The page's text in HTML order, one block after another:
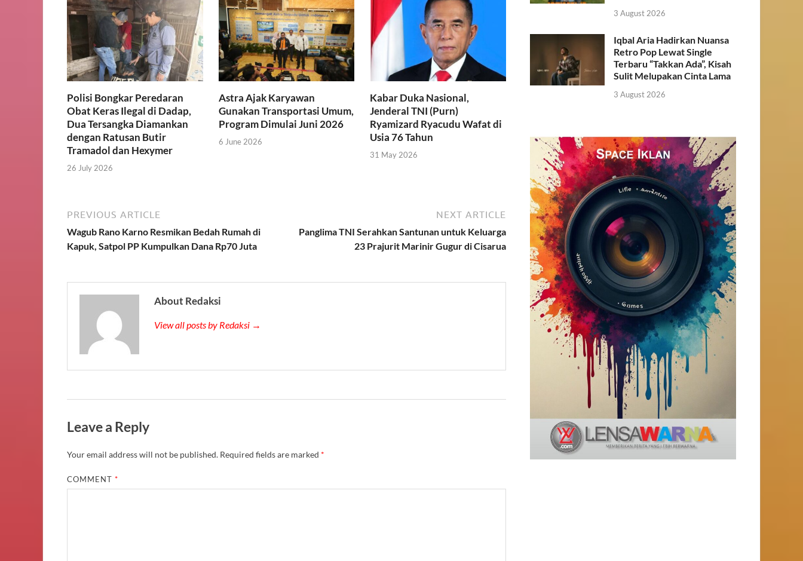
Polisi Bongkar Peredaran
Obat Keras Ilegal di Dadap,
Dua Tersangka Diamankan
dengan Ratusan Butir
Tramadol dan Hexymer
26 July 2026
Astra Ajak Karyawan
Gunakan Transportasi Umum,
Program Dimulai Juni 2026
6 June 2026
Kabar Duka Nasional,
Jenderal TNI (Purn)
Ryamizard Ryacudu Wafat di
Usia 76 Tahun
31 May 2026
PREVIOUS ARTICLE
Wagub Rano Karno Resmikan Bedah Rumah di
Kapuk, Satpol PP Kumpulkan Dana Rp70 Juta
NEXT ARTICLE
Panglima TNI Serahkan Santunan untuk Keluarga
23 Prajurit Marinir Gugur di Cisarua
About Redaksi
View all posts by Redaksi →
Leave a Reply
Your email address will not be published. Required fields are marked *
COMMENT*
3 August 2026
Iqbal Aria Hadirkan Nuansa
Retro Pop Lewat Single
Terbaru “Takkan Ada”, Kisah
Sulit Melupakan Cinta Lama
3 August 2026